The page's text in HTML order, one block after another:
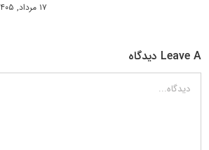
۱۷ مرداد, ۱۴۰۵
Leave A دیدگاه
دیدگاه